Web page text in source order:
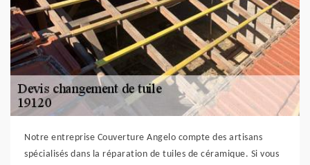
Notre entreprise Couverture Angelo compte des artisans
spécialisés dans la réparation de tuiles de céramique. Si vous